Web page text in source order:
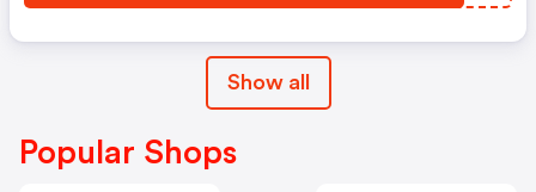
Show all
Popular Shops